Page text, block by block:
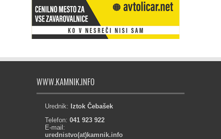
WWW.KAMNIK.INFO
Urednik: Iztok Čebašek
Telefon: 041 923 922
E-mail:
urednistvo(at)kamnik.info